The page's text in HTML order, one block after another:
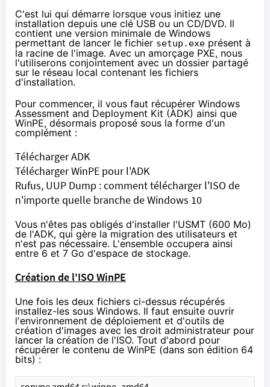
C'est lui qui démarre lorsque vous initiez une
installation depuis une clé USB ou un CD/DVD. Il
contient une version minimale de Windows
permettant de lancer le fichier setup.exe présent à
la racine de l'image. Avec un amorçage PXE, nous
l'utiliserons conjointement avec un dossier partagé
sur le réseau local contenant les fichiers
d'installation.
Pour commencer, il vous faut récupérer Windows
Assessment and Deployment Kit (ADK) ainsi que
WinPE, désormais proposé sous la forme d'un
complément :
Télécharger ADK
Télécharger WinPE pour l'ADK
Rufus, UUP Dump : comment télécharger l'ISO de
n'importe quelle branche de Windows 10
Vous n'êtes pas obligés d'installer l'USMT (600 Mo)
de l'ADK, qui gère la migration des utilisateurs et
n'est pas nécessaire. L'ensemble occupera ainsi
entre 6 et 7 Go d'espace de stockage.
Création de l'ISO WinPE
Une fois les deux fichiers ci-dessus récupérés
installez-les sous Windows. Il faut ensuite ouvrir
l'environnement de déploiement et d'outils de
création d'images avec les droit administrateur pour
lancer la création de l'ISO. Tout d'abord pour
récupérer le contenu de WinPE (dans son édition 64
bits) :